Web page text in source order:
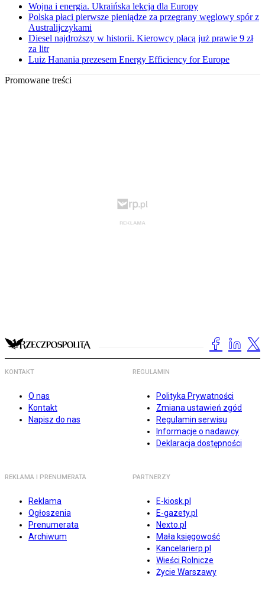
Wojna i energia. Ukraińska lekcja dla Europy
Polska płaci pierwsze pieniądze za przegrany węglowy spór z
Australijczykami
Diesel najdroższy w historii. Kierowcy płacą już prawie 9 zł
za litr
Luiz Hanania prezesem Energy Efficiency for Europe
Promowane treści
KONTAKT
O nas
Kontakt
Napisz do nas
REGULAMIN
Polityka Prywatności
Zmiana ustawień zgód
Regulamin serwisu
Informacje o nadawcy
Deklaracja dostępności
REKLAMA I PRENUMERATA
Reklama
Ogłoszenia
Prenumerata
Archiwum
PARTNERZY
E-kiosk.pl
E-gazety.pl
Nexto.pl
Mała księgowość
Kancelarierp.pl
Wieści Rolnicze
Życie Warszawy